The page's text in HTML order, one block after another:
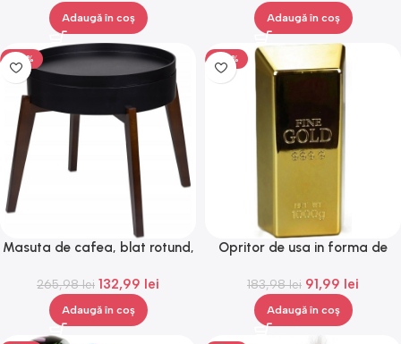
Adaugă în coș Adaugă în coș
-50%
Masuta de cafea, blat rotund,
265,98lei 132,99 lei
Adaugă în coș
-50%
Opritor de usa in forma de
183,98lei 91,99 lei
Adaugă în coș